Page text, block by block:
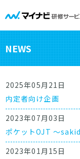
NEWS
2025年05月21日
内定者向け企画
2023年07月03日
ポケットOJT ～
2023年01月15日